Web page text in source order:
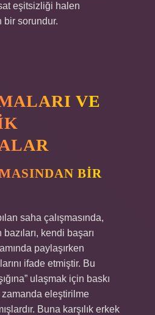
eşitsizliği halen
bir sorundur.
VE
BIR
saha çalışmasında,
kendi başarı
paylaşırken
ifade etmiştir. Bu
ulaşmak için baskı
zamanda eleştirilme
Buna karşılık erkek